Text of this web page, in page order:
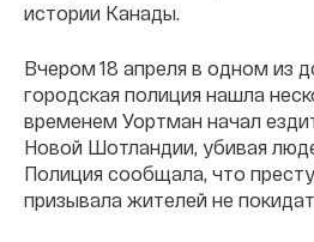
истории Канады.
Вчером 18 апреля в одном из
городская полиция нашла
временем Уортман начал
Новой Шотландии, убивая
Полиция сообщала, что
призывала жителей не